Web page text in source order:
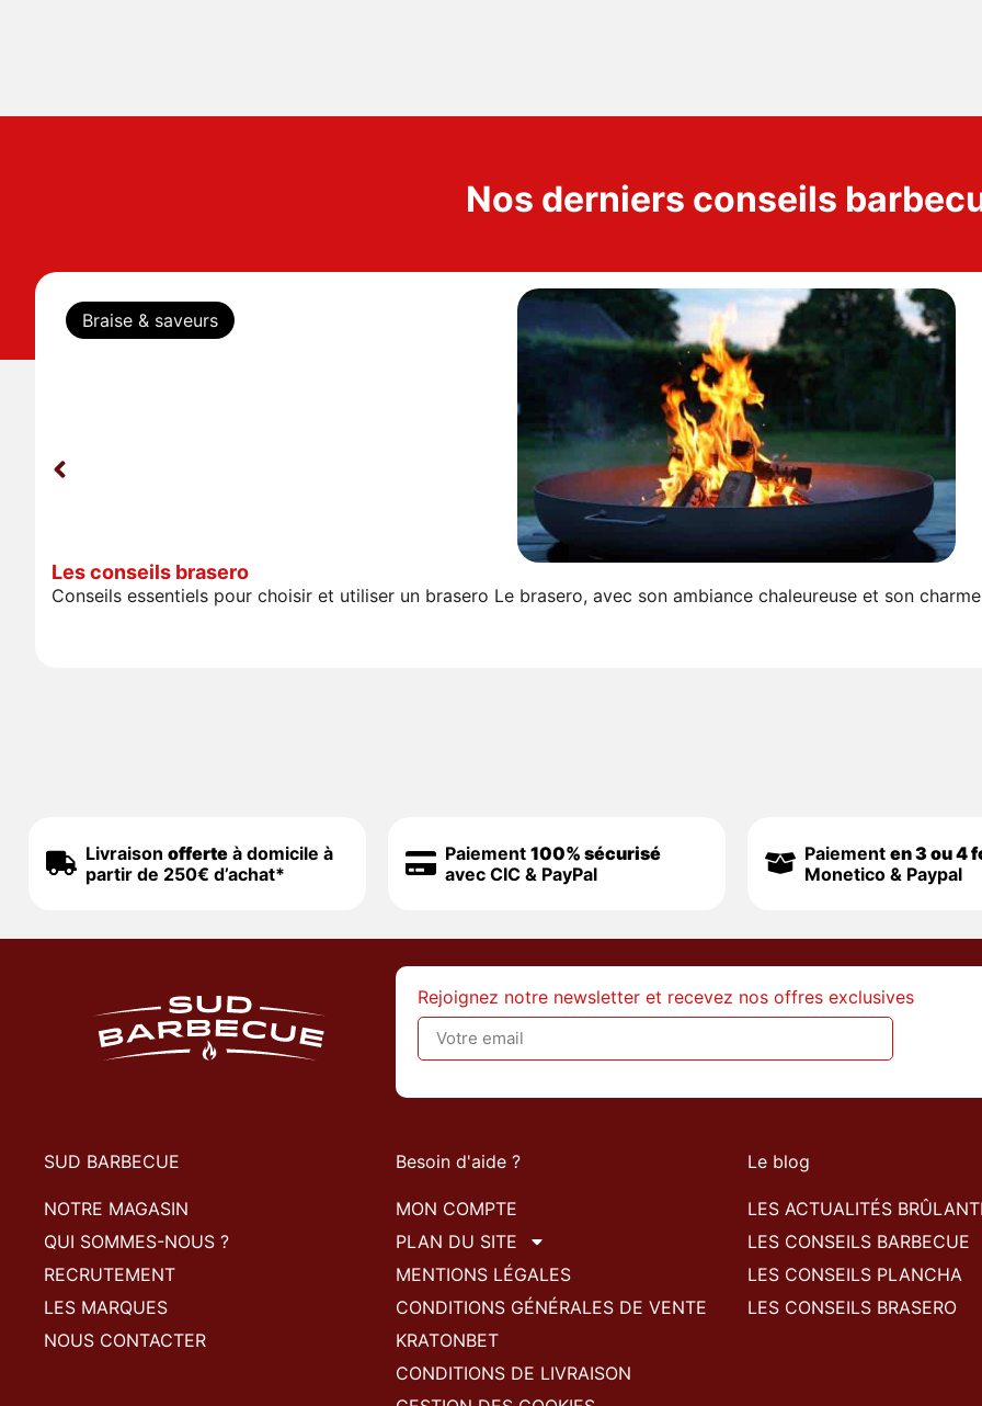
Nos derniers conseils
Braise & saveurs
Les conseils brasero
Conseils essentiels pour choisir et utiliser un brasero Le brasero, avec son ambiance chaleureuse et son
Livraison offerte à domicile à
partir de 250€ d’achat*
Paiement 100% sécurisé
avec CIC & PayPal
Paiement en 3 ou 4
Monetico & Paypal
Rejoignez notre newsletter et recevez nos offres exclusives
SUD BARBECUE
NOTRE MAGASIN
QUI SOMMES-NOUS ?
RECRUTEMENT
LES MARQUES
NOUS CONTACTER
Besoin d'aide ?
MON COMPTE
PLAN DU SITE
MENTIONS LÉGALES
CONDITIONS GÉNÉRALES DE VENTE
KRATONBET
CONDITIONS DE LIVRAISON
Le blog
LES ACTUALITÉS
LES CONSEILS BARBECUE
LES CONSEILS PLANCHA
LES CONSEILS BRASERO